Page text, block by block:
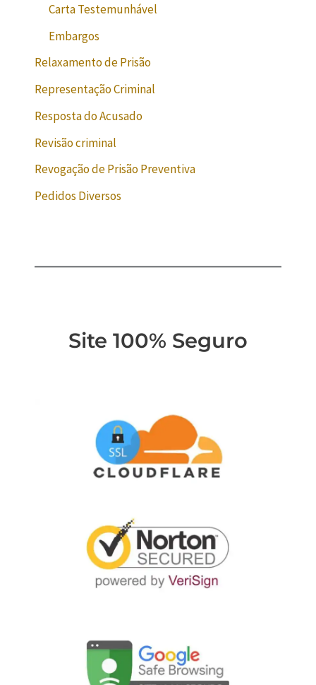
Carta Testemunhável
Embargos
Relaxamento de Prisão
Representação Criminal
Resposta do Acusado
Revisão criminal
Revogação de Prisão Preventiva
Pedidos Diversos
Site 100% Seguro